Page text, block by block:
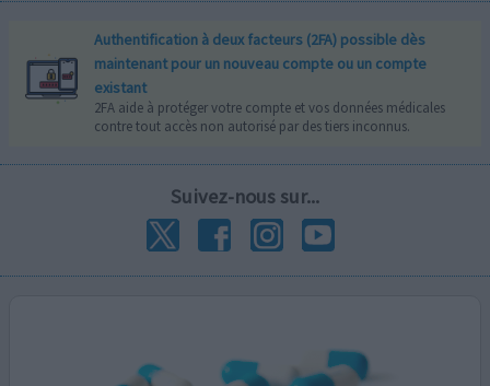
Authentification à deux facteurs (2FA) possible dès
maintenant pour un nouveau compte ou un compte
existant
2FA aide à protéger votre compte et vos données médicales
contre tout accès non autorisé par des tiers inconnus.
Suivez-nous sur...